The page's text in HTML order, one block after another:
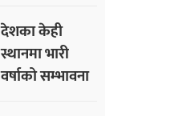
देशका केही
स्थानमा भारी
वर्षाको सम्भावना